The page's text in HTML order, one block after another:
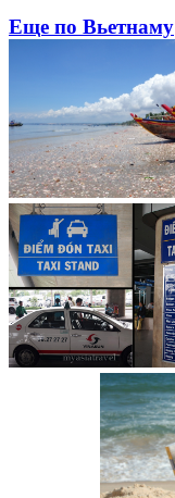
Еще по Вьетнаму